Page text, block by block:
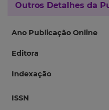
Outros Detalhes da
Ano Publicação Online
Editora
Indexação
ISSN